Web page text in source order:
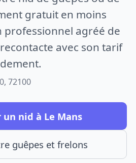
gratuit en moins
professionnel agréé de
avec son tarif
72100
un nid à Le Mans
guêpes et frelons